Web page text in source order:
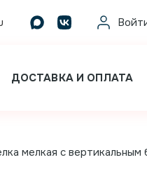
ДОСТАВКА И ОПЛАТА
мелкая с вертикальным